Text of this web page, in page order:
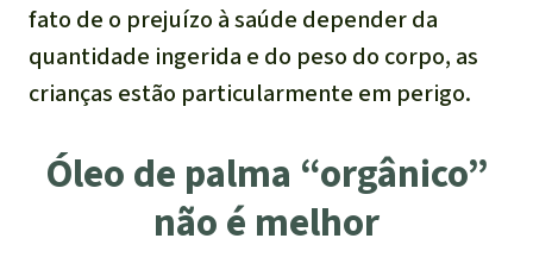
fato de o prejuízo à saúde depender da
quantidade ingerida e do peso do corpo, as
crianças estão particularmente em perigo.
Óleo de palma “orgânico”
não é melhor